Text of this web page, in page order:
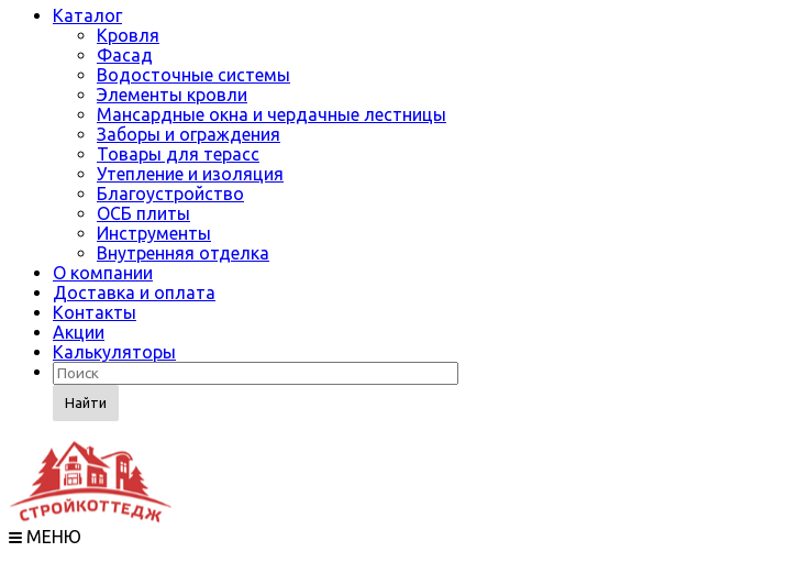
Каталог
Кровля
Фасад
Водосточные системы
Элементы кровли
Мансардные окна и чердачные лестницы
Заборы и ограждения
Товары для терасс
Утепление и изоляция
Благоустройство
ОСБ плиты
Инструменты
Внутренняя отделка
О компании
Доставка и оплата
Контакты
Акции
Калькуляторы
Найти
МЕНЮ